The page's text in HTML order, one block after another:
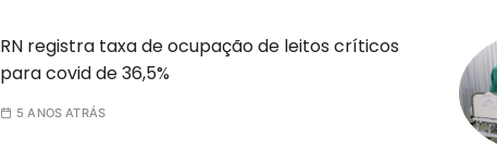
RN registra taxa de ocupação de leitos críticos
para covid de 36,5%
5 ANOS ATRÁS